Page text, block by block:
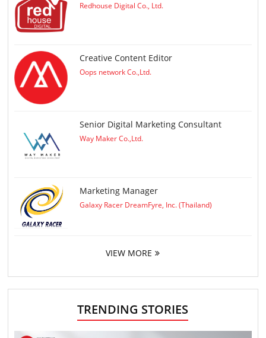
Redhouse Digital Co., Ltd.
Creative Content Editor
Oops network Co.,Ltd.
Senior Digital Marketing Consultant
Way Maker Co.,Ltd.
Marketing Manager
Galaxy Racer DreamFyre, Inc. (Thailand)
VIEW MORE
TRENDING STORIES